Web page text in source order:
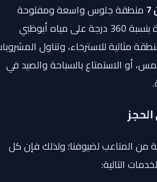
منطقة جلوس واسعة ومفتوحة
تمنحك إطلالة بانورامية ساحرة بنسبة 360 درجة على مياه أبوظبي
مثالية للاسترخاء، وتناول المشروبات
أو الاستمتاع بالسباحة والصيد في
من المتاعب لضيوفنا؛ ولذلك فإن كل
التالية: